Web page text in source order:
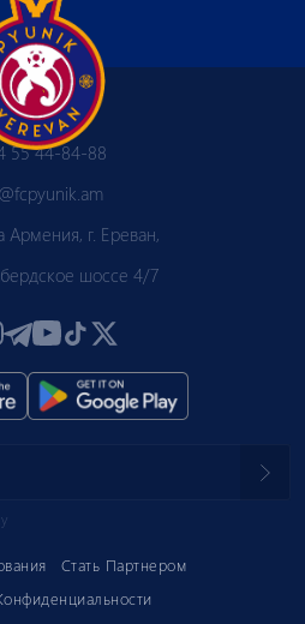
Стать Партнером
55 44-84-88
Армения, г. Ереван,
шоссе 4/7